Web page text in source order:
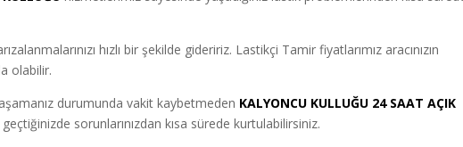
hızlı bir şekilde gideririz. Lastikçi Tamir fiyatlarımız aracınızın
olabilir.
durumunda vakit kaybetmeden KALYONCU KULLUĞU 24 SAAT AÇIK
sorunlarınızdan kısa sürede kurtulabilirsiniz.